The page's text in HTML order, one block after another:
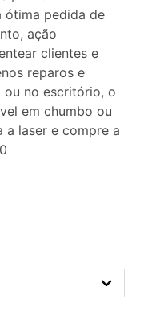
ótima pedida de
ação
clientes e
reparos e
ou no escritório, o
em chumbo ou
a laser e compre a